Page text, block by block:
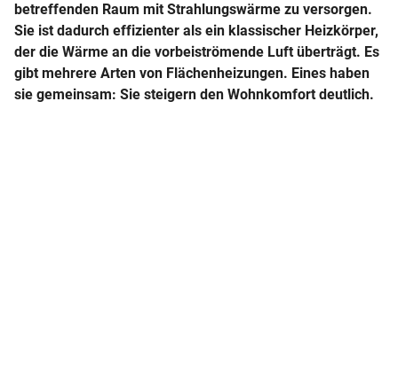
betreffenden Raum mit Strahlungswärme zu versorgen.
Sie ist dadurch effizienter als ein klassischer Heizkörper,
der die Wärme an die vorbeiströmende Luft überträgt. Es
gibt mehrere Arten von Flächenheizungen. Eines haben
sie gemeinsam: Sie steigern den Wohnkomfort deutlich.